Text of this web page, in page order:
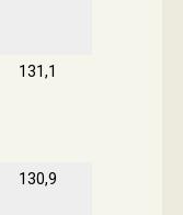
131,1
130,9